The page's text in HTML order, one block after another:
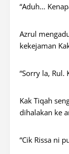
“Aduh…
Azrul
kekejaman
“Sorry la, Rul.
Kak Tiqah
dihalakan ke
“Cik Rissa ni